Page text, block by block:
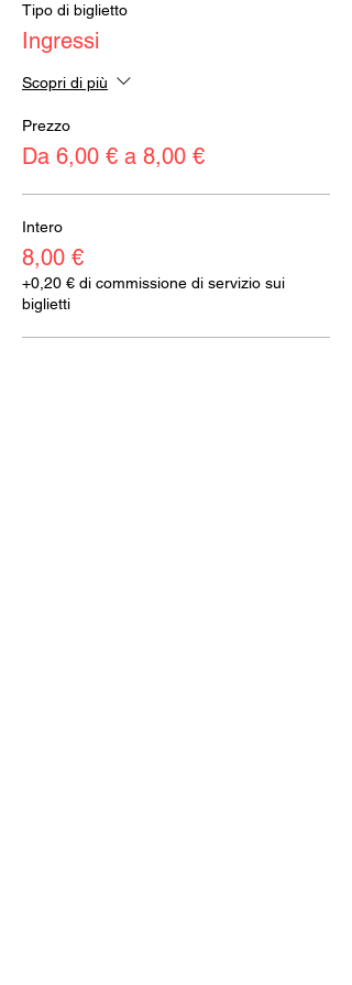
Tipo di biglietto
Ingressi
Scopri di più
Prezzo
Da 6,00 € a 8,00 €
Intero
8,00 €
+0,20 € di commissione di servizio sui
biglietti